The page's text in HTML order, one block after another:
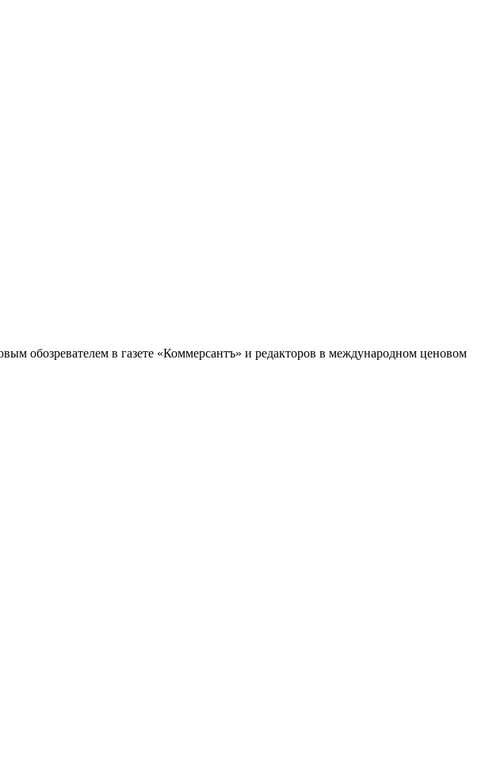
обозревателем в газете «Коммерсантъ» и редакторов в международном ценовом